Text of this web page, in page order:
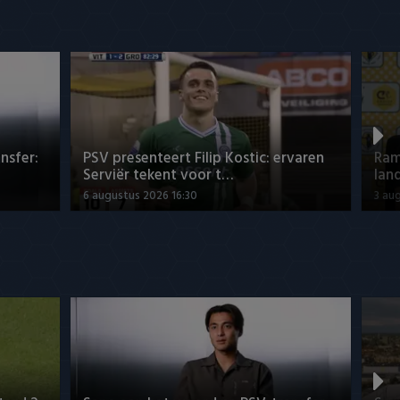
PSV presenteert Filip Kostic: ervaren
Serviër tekent voor t…
6 augustus 2026 16:30 3